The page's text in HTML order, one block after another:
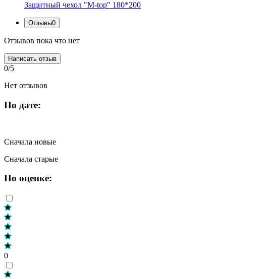
Защитный чехол "M-top" 180*200
Отзывы0
Отзывов пока что нет
Написать отзыв
0/5
Нет отзывов
По дате:
Сначала новые
Сначала старые
По оценке:
0